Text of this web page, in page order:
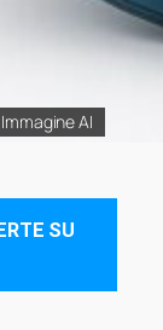
Immagine AI
SU